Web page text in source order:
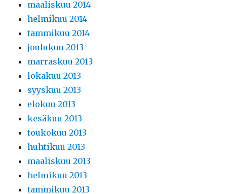
maaliskuu 2014
helmikuu 2014
tammikuu 2014
joulukuu 2013
marraskuu 2013
lokakuu 2013
syyskuu 2013
elokuu 2013
kesäkuu 2013
toukokuu 2013
huhtikuu 2013
maaliskuu 2013
helmikuu 2013
tammikuu 2013